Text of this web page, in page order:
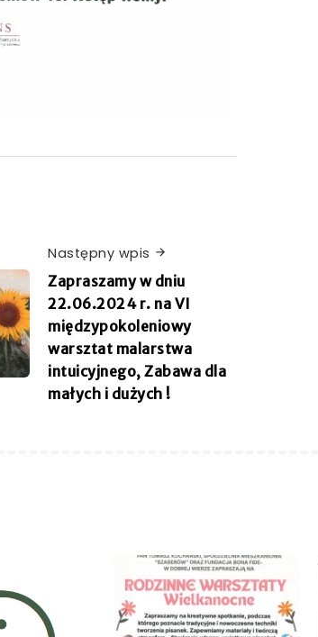
Następny wpis
Zapraszamy w dniu
22.06.2024 r. na VI
międzypokoleniowy
warsztat malarstwa
intuicyjnego, Zabawa dla
małych i dużych !